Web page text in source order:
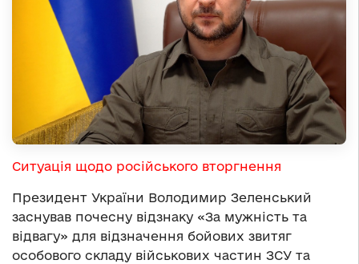
Ситуація щодо російського вторгнення
Президент України Володимир Зеленський
заснував почесну відзнаку «За мужність та
відвагу» для відзначення бойових звитяг
особового складу військових частин ЗСУ та